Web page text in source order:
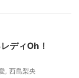
ディOh！
西島梨央